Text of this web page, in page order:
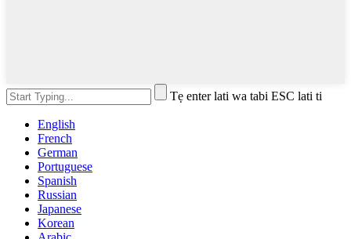
Tẹ enter lati wa tabi ESC lati ti
English
French
German
Portuguese
Spanish
Russian
Japanese
Korean